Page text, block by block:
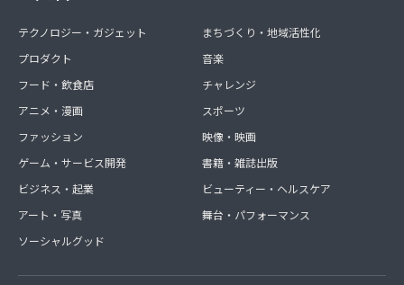
テクノロジー・ガジェット
プロダクト
フード・飲食店
アニメ・漫画
ファッション
ゲーム・サービス開発
ビジネス・起業
アート・写真
ソーシャルグッド
まちづくり・地域活性化
音楽
チャレンジ
スポーツ
映像・映画
書籍・雑誌出版
ビューティー・ヘルスケア
舞台・パフォーマンス